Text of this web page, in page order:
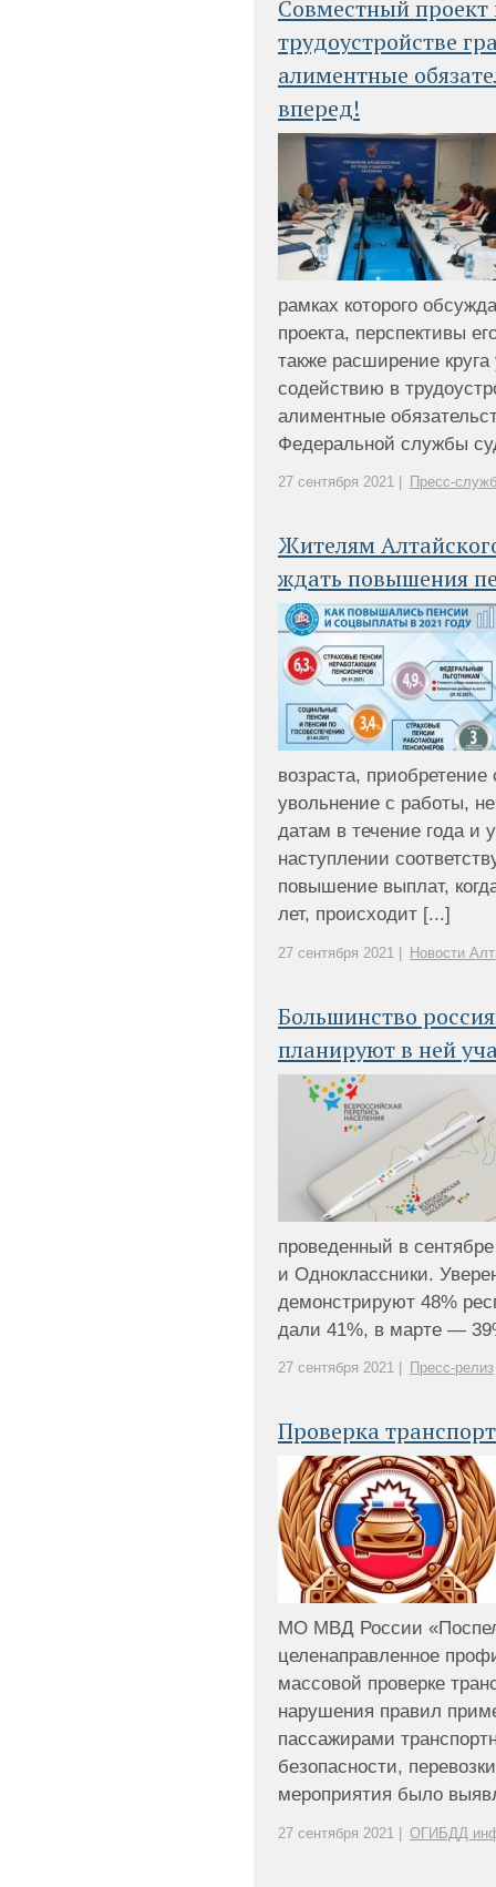
Совместный
трудоустройстве
алиментные
вперед!
рамках которого
проекта, перспективы
также расширение
содействию в
алиментные
Федеральной службы
27 сентября 2021 | Пресс-
Жителям
ждать повышения
возраста,
увольнение с работы,
датам в течение года и
наступлении
повышение выплат,
лет, происходит [...]
27 сентября 2021 | Новости
Большинство
планируют в ней
проведенный в
и Одноклассники.
демонстрируют 48%
дали 41%, в марте —
27 сентября 2021 | Пресс-релиз
Проверка
МО МВД России
целенаправленное
массовой проверке
нарушения правил
пассажирами
безопасности,
мероприятия было
27 сентября 2021 | ОГИБДД